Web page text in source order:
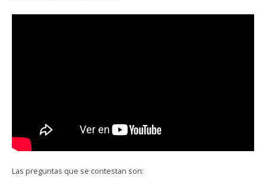
Las preguntas que se contestan son: